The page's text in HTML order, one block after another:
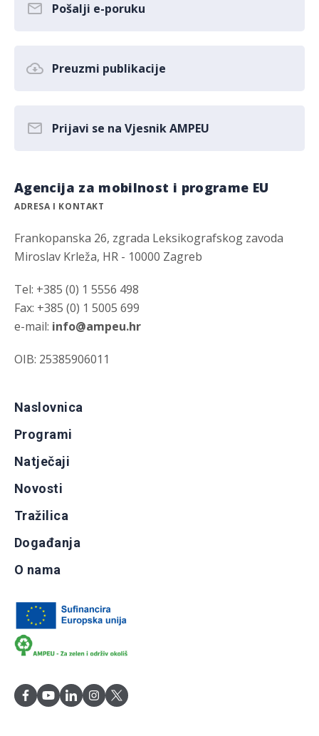
Pošalji e-poruku
Preuzmi publikacije
Prijavi se na Vjesnik AMPEU
Agencija za mobilnost i programe EU
ADRESA I KONTAKT
Frankopanska 26, zgrada Leksikografskog zavoda
Miroslav Krleža, HR - 10000 Zagreb
Tel: +385 (0) 1 5556 498
Fax: +385 (0) 1 5005 699
e-mail: info@ampeu.hr
OIB: 25385906011
Naslovnica
Programi
Natječaji
Novosti
Tražilica
Događanja
O nama